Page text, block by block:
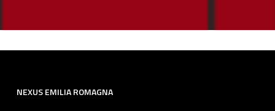
NEXUS EMILIA ROMAGNA